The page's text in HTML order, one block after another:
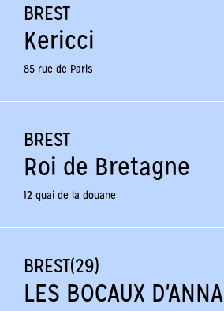
BREST
Kericci
85 rue de Paris
BREST
Roi de Bretagne
12 quai de la douane
BREST(29)
LES BOCAUX D'ANNA